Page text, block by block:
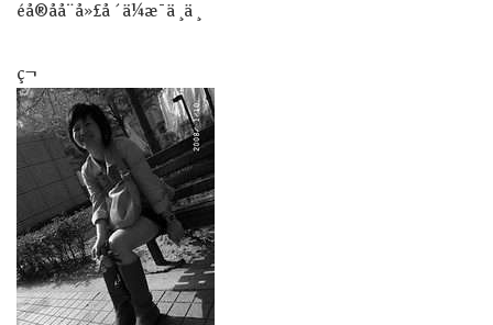
éå®åå¨å»£å ´ä¼æ¯ä¸ä¸
ç¬